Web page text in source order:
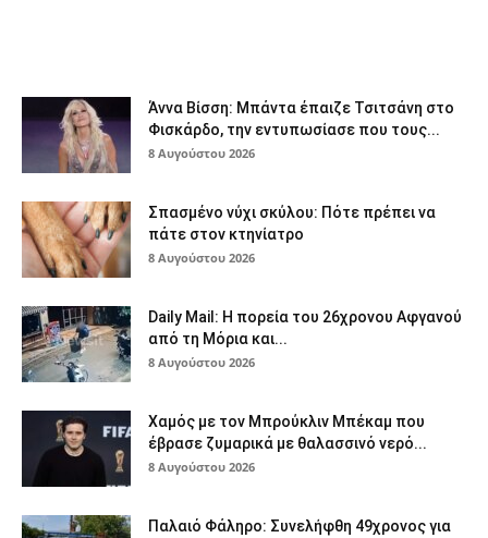
Άννα Βίσση: Μπάντα έπαιζε Τσιτσάνη στο
Φισκάρδο, την εντυπωσίασε που τους...
8 Αυγούστου 2026
Σπασμένο νύχι σκύλου: Πότε πρέπει να
πάτε στον κτηνίατρο
8 Αυγούστου 2026
Daily Mail: Η πορεία του 26χρονου Αφγανού
από τη Μόρια και...
8 Αυγούστου 2026
Χαμός με τον Μπρούκλιν Μπέκαμ που
έβρασε ζυμαρικά με θαλασσινό νερό...
8 Αυγούστου 2026
Παλαιό Φάληρο: Συνελήφθη 49χρονος για